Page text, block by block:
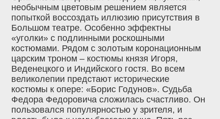
необычным цветовым решением является
попыткой воссоздать иллюзию присутствия в
Большом театре. Особенно эффектны
«уголки» с подлинными роскошными
костюмами. Рядом с золотым коронационным
царским троном – костюмы князя Игоря,
Веденецкого и Индийского гостя. Во всем
великолепии предстают исторические
костюмы к опере: «Борис Годунов». Судьба
Федора Федоровича сложилась счастливо. Он
пользовался популярностью у зрителя, и